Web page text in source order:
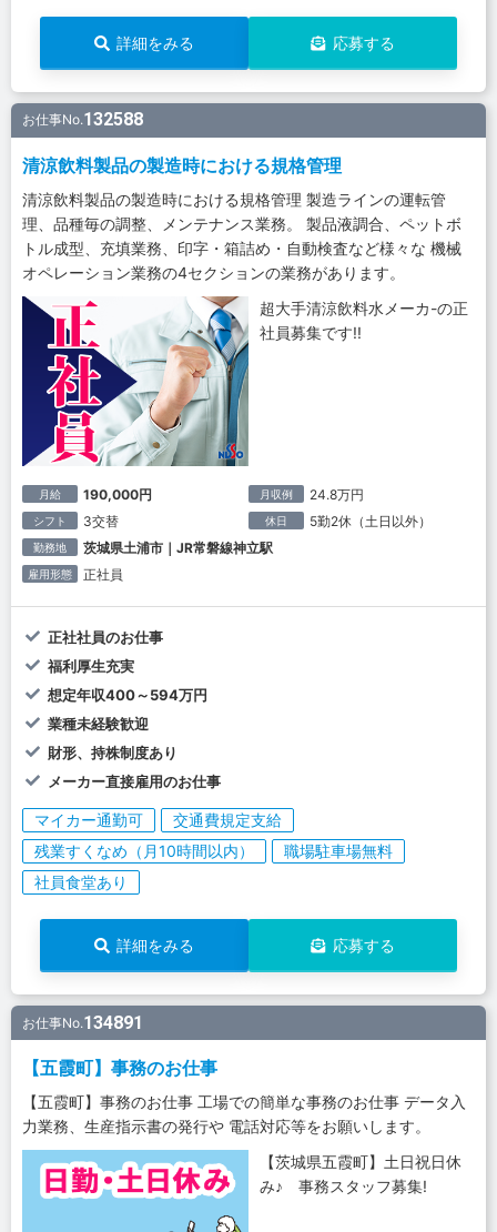
詳細をみる 応募する
お仕事No.132588
清涼飲料製品の製造時における規格管理
清涼飲料製品の製造時における規格管理 製造ラインの運転管
理、品種毎の調整、メンテナンス業務。 製品液調合、ペットボ
トル成型、充填業務、印字・箱詰め・自動検査など様々な 機械
オペレーション業務の4セクションの業務があります。
超大手清涼飲料水メーカ-の正
社員募集です!!
月給 190,000円 月収例 24.8万円
シフト 3交替 休日 5勤2休（土日以外）
勤務地 茨城県土浦市｜JR常磐線神立駅
雇用形態 正社員
正社社員のお仕事
福利厚生充実
想定年収400～594万円
業種未経験歓迎
財形、持株制度あり
メーカー直接雇用のお仕事
マイカー通勤可
交通費規定支給
残業すくなめ（月10時間以内）
職場駐車場無料
社員食堂あり
詳細をみる 応募する
お仕事No.134891
【五霞町】事務のお仕事
【五霞町】事務のお仕事 工場での簡単な事務のお仕事 データ入
力業務、生産指示書の発行や 電話対応等をお願いします。
【茨城県五霞町】土日祝日休
み♪ 事務スタッフ募集!